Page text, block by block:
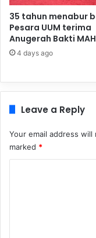
35 tahun menabur
Pesara UUM terima
Anugerah Bakti
4 days ago
Leave a Reply
Your email address
marked *